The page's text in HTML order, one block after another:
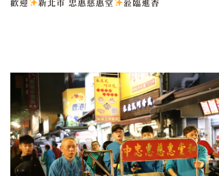
歡迎
新北市 忠惠慈惠堂 蒞臨進香